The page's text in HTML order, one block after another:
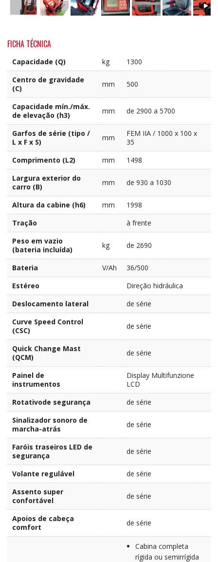
FICHA TÉCNICA
Capacidade (Q) kg
1300
Centro de gravidade
(C)
mm 500
Capacidade mín./máx.
de elevação (h3)
mm de 2900 a 5700
Garfos de série (tipo /
L x F x S)
mm
FEM IIA / 1000 x 100 x
35
Comprimento (L2)
mm
1498
Largura exterior do
carro (B)
mm de 930 a 1030
Altura da cabine (h6) mm
1998
Tração
à frente
Peso em vazio
(bateria incluída)
kg de 2690
Bateria V/Ah
36/500
Estéreo
Direção hidráulica
Deslocamento lateral
de série
Curve Speed Control
(CSC)
de série
Quick Change Mast
(QCM)
de série
Painel de
instrumentos
Display Multifunzione
LCD
Rotativode segurança
de série
Sinalizador sonoro de
marcha-atrás
de série
Faróis traseiros LED de
segurança
de série
Volante regulável
de série
Assento super
confortável
de série
Apoios de cabeça
comfort
de série
Cabina completa
rígida ou semirrígida